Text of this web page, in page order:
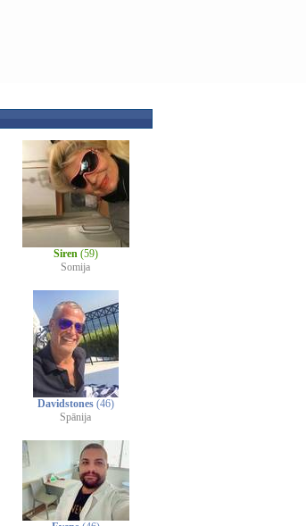
Siren(59)
Somija
Davidstones(46)
Spānija